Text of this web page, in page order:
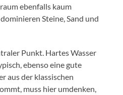
ebenfalls kaum
Steine, Sand und
Punkt. Hartes Wasser
ebenso eine gute
aus der klassischen
muss hier umdenken,